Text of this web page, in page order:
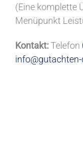
(Eine komplette
Menüpunkt
Kontakt:Telefon
info@gutachten-